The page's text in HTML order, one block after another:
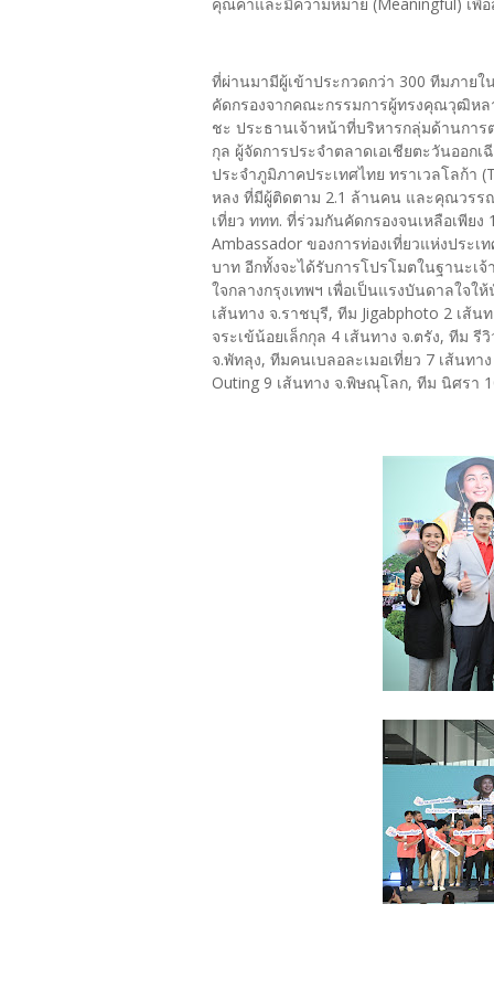
ที่ผ่านมามีผู้เข้าประกวดกว่า 300 ทีมภายใ
คัดกรองจากคณะกรรมการผู้ทรงคุณวุฒิห
ชะ ประธานเจ้าหน้าที่บริหารกลุ่มด้านกา
กุล ผู้จัดการประจำตลาดเอเชียตะวันออ
ประจำภูมิภาคประเทศไทย ทราเวลโลก้า
หลง ที่มีผู้ติดตาม 2.1 ล้านคน และคุณวรร
เที่ยว ททท. ที่ร่วมกันคัดกรองจนเหลือเพีย
Ambassador ของการท่องเที่ยวแห่งประ
บาท อีกทั้งจะได้รับการโปรโมตในฐานะเ
ใจกลางกรุงเทพฯ เพื่อเป็นแรงบันดาลใจ
เส้นทาง จ.ราชบุรี, ทีม Jigabphoto 2 เส้
จระเข้น้อยเล็กกุล 4 เส้นทาง จ.ตรัง, ทีม รี
จ.พัทลุง, ทีมคนเบลอละเมอเที่ยว 7 เส้นทา
Outing 9 เส้นทาง จ.พิษณุโลก, ทีม นิศรา